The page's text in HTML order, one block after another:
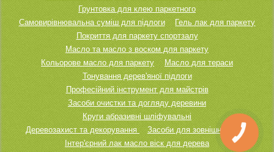
Грунтовка для клею паркетного
Самовирівнювальна суміш для підлоги
Гель лак для паркету
Покриття для паркету спортзалу
Масло та масло з воском для паркету
Кольорове масло для паркету
Масло для тераси
Тонування дерев'яної підлоги
Професійний інструмент для майстрів
Засоби очистки та догляду деревини
Круги абразивні шліфувальні
Деревозахист та декорування
Засоби для зовнішніх робіт
Інтер'єрний лак масло віск для дерева
КНОПКА
ЗВ'ЯЗКУ